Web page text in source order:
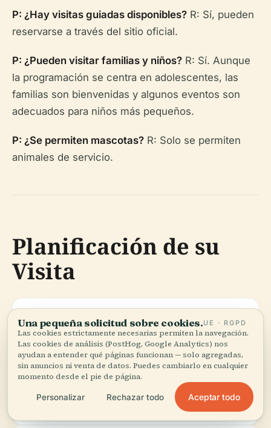
P: ¿Hay visitas guiadas disponibles? R: Sí, pueden
reservarse a través del sitio oficial.
P: ¿Pueden visitar familias y niños? R: Sí. Aunque
la programación se centra en adolescentes, las
familias son bienvenidas y algunos eventos son
adecuados para niños más pequeños.
P: ¿Se permiten mascotas? R: Solo se permiten
animales de servicio.
Planificación de su
Visita
Momento:
Las mañanas entre semana son más
tranquilas; la biblioteca está más
concurrida durante las vacaciones
escolares y eventos especiales.
Idioma:El francés es el idioma principal, pero hay
Una pequeña solicitud sobre cookies.UE · RGPD
Las cookies estrictamente necesarias permiten la navegación.
Las cookies de análisis (PostHog, Google Analytics) nos
ayudan a entender qué páginas funcionan — solo agregadas,
sin anuncios ni venta de datos. Puedes cambiarlo en cualquier
momento desde el pie de página.
Personalizar Rechazar todo Aceptar todo